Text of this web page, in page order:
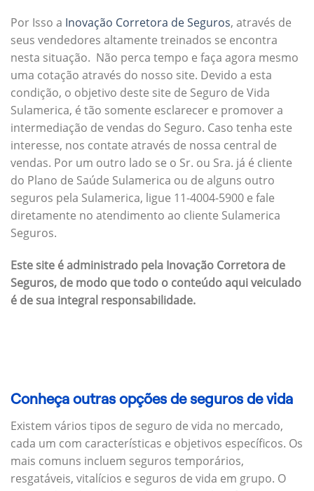
Por Isso a Inovação Corretora de Seguros, através de
seus vendedores altamente treinados se encontra
nesta situação. Não perca tempo e faça agora mesmo
uma cotação através do nosso site. Devido a esta
condição, o objetivo deste site de Seguro de Vida
Sulamerica, é tão somente esclarecer e promover a
intermediação de vendas do Seguro. Caso tenha este
interesse, nos contate através de nossa central de
vendas. Por um outro lado se o Sr. ou Sra. já é cliente
do Plano de Saúde Sulamerica ou de alguns outro
seguros pela Sulamerica, ligue 11-4004-5900 e fale
diretamente no atendimento ao cliente Sulamerica
Seguros.
Este site é administrado pela Inovação Corretora de
Seguros, de modo que todo o conteúdo aqui veiculado
é de sua integral responsabilidade.
Conheça outras opções de seguros de vida
Existem vários tipos de seguro de vida no mercado,
cada um com características e objetivos específicos. Os
mais comuns incluem seguros temporários,
resgatáveis, vitalícios e seguros de vida em grupo. O